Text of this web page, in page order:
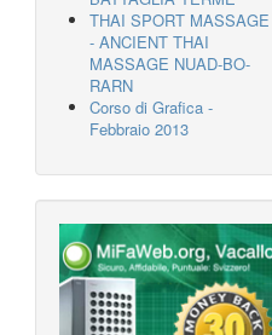
THAI SPORT MASSAGE
- ANCIENT THAI
MASSAGE NUAD-BO-
RARN
Corso di Grafica -
Febbraio 2013